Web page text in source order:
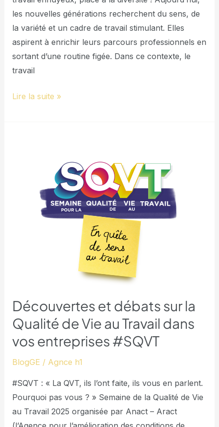
les nouvelles générations recherchent du sens, de
la variété et un cadre de travail stimulant. Elles
aspirent à enrichir leurs parcours professionnels en
sortant d’une routine figée. Dans ce contexte, le
travail
Lire la suite »
Découvertes et débats sur la
Qualité de Vie au Travail dans
vos entreprises #SQVT
BlogGE / Agnce h1
#SQVT : « La QVT, ils l’ont faite, ils vous en parlent.
Pourquoi pas vous ? » Semaine de la Qualité de Vie
au Travail 2025 organisée par Anact – Aract
entreprises
#SQVT